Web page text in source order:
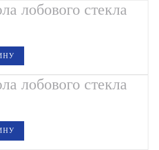
лобового стекла
лобового стекла